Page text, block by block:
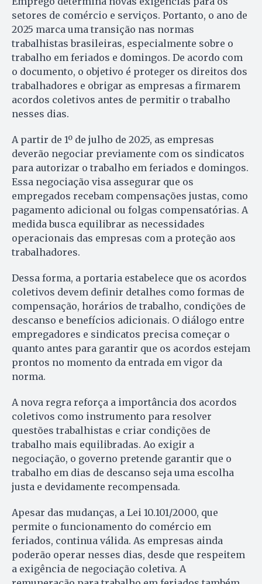
setores de comércio e serviços. Portanto, o ano de
2025 marca uma transição nas normas
trabalhistas brasileiras, especialmente sobre o
trabalho em feriados e domingos. De acordo com
o documento, o objetivo é proteger os direitos dos
trabalhadores e obrigar as empresas a firmarem
acordos coletivos antes de permitir o trabalho
nesses dias.
A partir de 1º de julho de 2025, as empresas
deverão negociar previamente com os sindicatos
para autorizar o trabalho em feriados e domingos.
Essa negociação visa assegurar que os
empregados recebam compensações justas, como
pagamento adicional ou folgas compensatórias. A
medida busca equilibrar as necessidades
operacionais das empresas com a proteção aos
trabalhadores.
Dessa forma, a portaria estabelece que os acordos
coletivos devem definir detalhes como formas de
compensação, horários de trabalho, condições de
descanso e benefícios adicionais. O diálogo entre
empregadores e sindicatos precisa começar o
quanto antes para garantir que os acordos estejam
prontos no momento da entrada em vigor da
norma.
A nova regra reforça a importância dos acordos
coletivos como instrumento para resolver
questões trabalhistas e criar condições de
trabalho mais equilibradas. Ao exigir a
negociação, o governo pretende garantir que o
trabalho em dias de descanso seja uma escolha
justa e devidamente recompensada.
Apesar das mudanças, a Lei 10.101/2000, que
permite o funcionamento do comércio em
feriados, continua válida. As empresas ainda
poderão operar nesses dias, desde que respeitem
a exigência de negociação coletiva. A